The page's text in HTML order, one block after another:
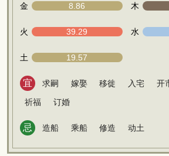
金 8.86 木
火 39.29 水
土 19.57
宜 求嗣 嫁娶 移徙 入宅 开
祈福
订婚
忌 造船 乘船 修造 动土